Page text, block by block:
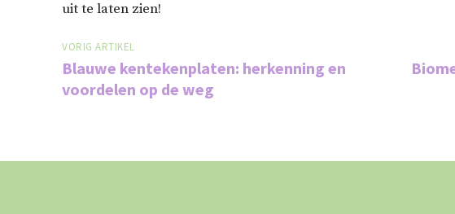
uit te laten zien!
VORIG ARTIKEL
Blauwe kentekenplaten: herkenning en
voordelen op de weg